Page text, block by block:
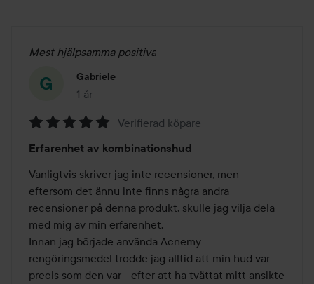
Mest hjälpsamma positiva
Gabriele
1 år
Inlägget skapades 1 år
5
av
5
Verifierad köpare
Erfarenhet av kombinationshud
Vanligtvis skriver jag inte recensioner, men
eftersom det ännu inte finns några andra
recensioner på denna produkt, skulle jag vilja dela
med mig av min erfarenhet.
Innan jag började använda Acnemy
rengöringsmedel trodde jag alltid att min hud var
precis som den var - efter att ha tvättat mitt ansikte